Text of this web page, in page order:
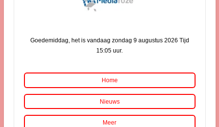
Goedemiddag, het is vandaag zondag 9 augustus 2026 Tijd
15:05 uur.
Home
Nieuws
Meer